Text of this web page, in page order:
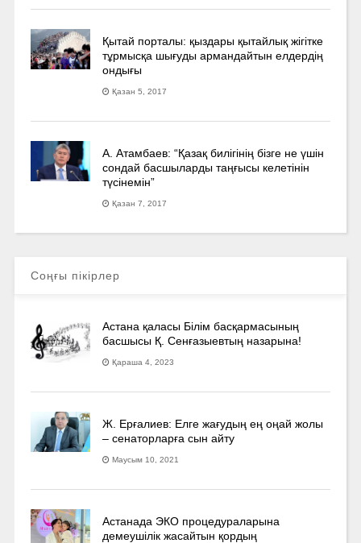
Қытай порталы: қыздары қытайлық жігітке
тұрмысқа шығуды армандайтын елдердің
ондығы
Қазан 5, 2017
А. Атамбаев: “Қазақ билігінің бізге не үшін
сондай басшыларды таңғысы келетінін
түсінемін”
Қазан 7, 2017
Соңғы пікірлер
Астана қаласы Білім басқармасының
басшысы Қ. Сенғазыевтың назарына!
Қараша 4, 2023
Ж. Ерғалиев: Елге жағудың ең оңай жолы
– сенаторларға сын айту
Маусым 10, 2021
Астанада ЭКО процедураларына
демеушілік жасайтын қордың